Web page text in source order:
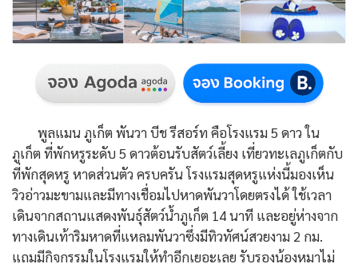
พูลแมน ภูเก็ต พันวา บีช รีสอร์ท คือโรงแรม 5 ดาว ใน
ภูเก็ต ที่พักหรูระดับ 5 ดาวต้อนรับสัตว์เลี้ยง เที่ยวทะเลภูเก็ตกับ
ที่พักสุดหรู หาดส่วนตัว ครบครัน โรงแรมสุดหรูแห่งนี้มองเห็น
วิวอ่าวมะขามและมีทางเชื่อมไปหาดพันวาโดยตรงได้ ใช้เวลา
เดินจากสถานแสดงพันธุ์สัตว์น้ำภูเก็ต 14 นาที และอยู่ห่างจาก
ทางเดินเท้าริมหาดที่แหลมพันวาซึ่งมีทิวทัศน์สวยงาม 2 กม.
แถมมีกิจกรรมในโรงแรมให้ทำอีกเยอะเลย รับรองน้องหมาไม่